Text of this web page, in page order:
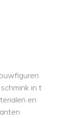
in t
en